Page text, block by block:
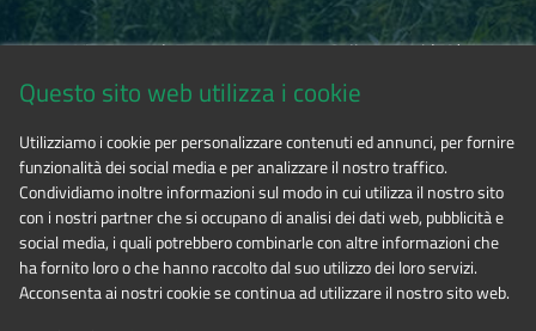
Via Fransuà Fontan, 1 - 10050 Salbertrand (TO)
Phone 0122.854720
E-mailalpicozie@cert.ruparpiemonte.it
Questo sito web utilizza i cookie
Utilizziamo i cookie per personalizzare contenuti ed annunci, per fornire
funzionalità dei social media e per analizzare il nostro traffico.
Condividiamo inoltre informazioni sul modo in cui utilizza il nostro sito
con i nostri partner che si occupano di analisi dei dati web, pubblicità e
social media, i quali potrebbero combinarle con altre informazioni che
ha fornito loro o che hanno raccolto dal suo utilizzo dei loro servizi.
Acconsenta ai nostri cookie se continua ad utilizzare il nostro sito web.